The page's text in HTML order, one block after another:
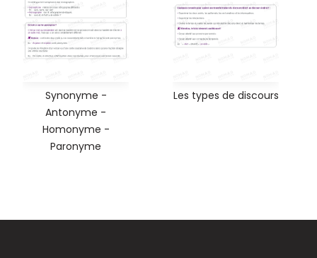
Synonyme -
Antonyme -
Homonyme -
Paronyme
Les types de discours